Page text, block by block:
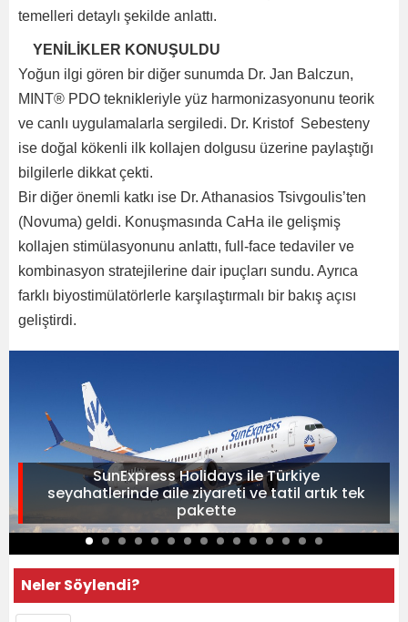
temelleri detaylı şekilde anlattı.
YENİLİKLER KONUŞULDU
Yoğun ilgi gören bir diğer sunumda Dr. Jan Balczun,
MINT® PDO teknikleriyle yüz harmonizasyonunu teorik
ve canlı uygulamalarla sergiledi. Dr. Kristof Sebesteny
ise doğal kökenli ilk kollajen dolgusu üzerine paylaştığı
bilgilerle dikkat çekti.
Bir diğer önemli katkı ise Dr. Athanasios Tsivgoulis’ten
(Novuma) geldi. Konuşmasında CaHa ile gelişmiş
kollajen stimülasyonunu anlattı, full-face tedaviler ve
kombinasyon stratejilerine dair ipuçları sundu. Ayrıca
farklı biyostimülatörlerle karşılaştırmalı bir bakış açısı
geliştirdi.
SunExpress Holidays ile Türkiye
seyahatlerinde aile ziyareti ve tatil artık tek
pakette
Neler Söylendi?